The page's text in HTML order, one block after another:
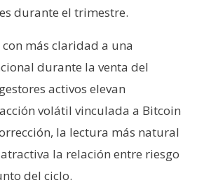
durante el trimestre.
más claridad a una
durante la venta del
activos elevan
volátil vinculada a Bitcoin
la lectura más natural
la relación entre riesgo
del ciclo.